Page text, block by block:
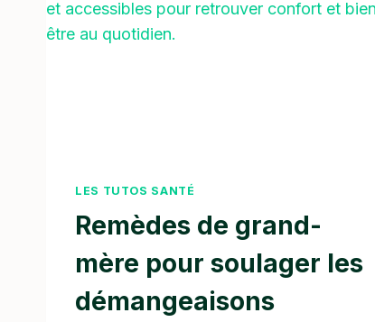
LES TUTOS SANTÉ
Remèdes de grand-
mère pour soulager les
démangeaisons